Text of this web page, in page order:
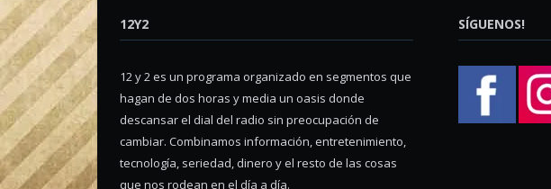
12Y2
12 y 2 es un programa organizado en segmentos que
hagan de dos horas y media un oasis donde
descansar el dial del radio sin preocupación de
cambiar. Combinamos información, entretenimiento,
tecnología, seriedad, dinero y el resto de las cosas
que nos rodean en el día a día.
SÍGUENOS!